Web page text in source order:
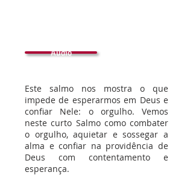
Áudio
Este salmo nos mostra o que
impede de esperarmos em Deus e
confiar Nele: o orgulho. Vemos
neste curto Salmo como combater
o orgulho, aquietar e sossegar a
alma e confiar na providência de
Deus com contentamento e
esperança.